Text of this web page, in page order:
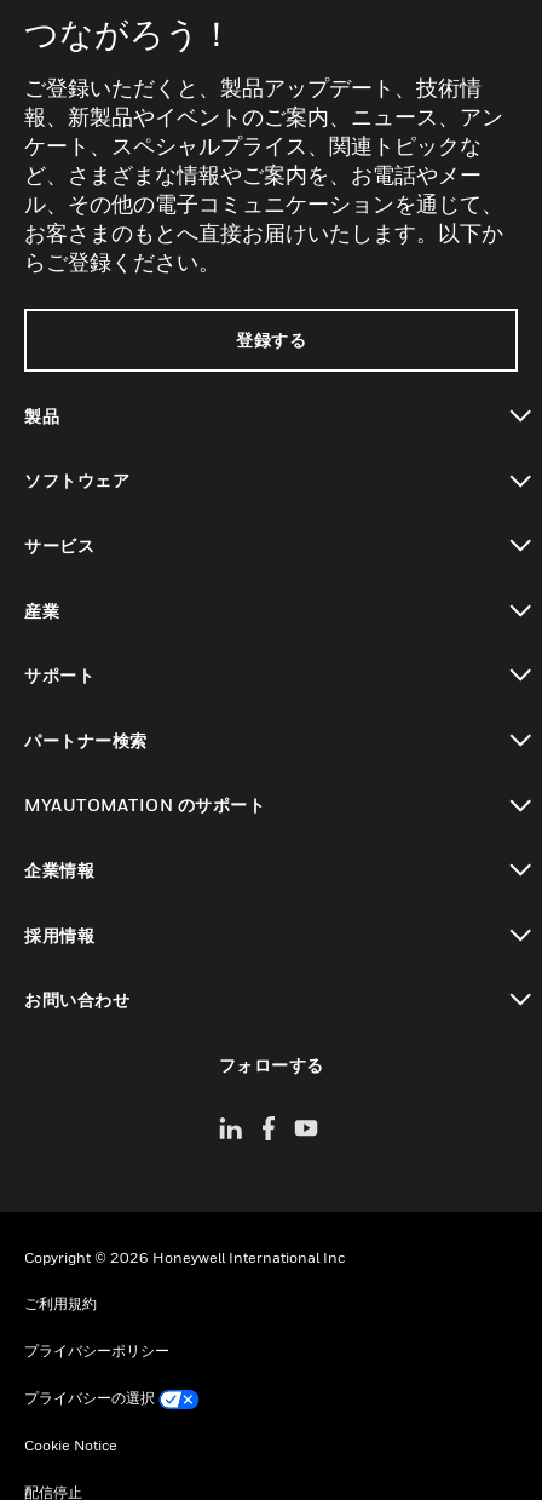
つながろう！
ご登録いただくと、製品アップデート、技術情
報、新製品やイベントのご案内、ニュース、アン
ケート、スペシャルプライス、関連トピックな
ど、さまざまな情報やご案内を、お電話やメー
ル、その他の電子コミュニケーションを通じて、
お客さまのもとへ直接お届けいたします。以下か
らご登録ください。
登録する
製品
ソフトウェア
サービス
産業
サポート
パートナー検索
MYAUTOMATION のサポート
企業情報
採用情報
お問い合わせ
フォローする
Copyright © 2026 Honeywell International Inc
ご利用規約
プライバシーポリシー
プライバシーの選択
Cookie Notice
配信停止